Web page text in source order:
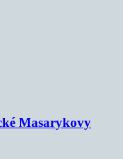
Masarykovy